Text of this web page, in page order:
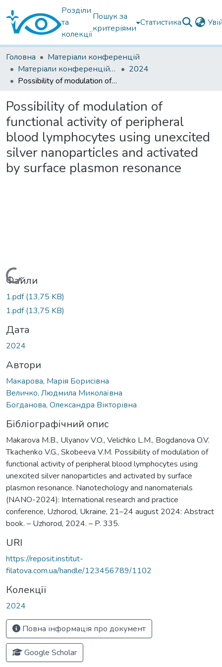
Розділи
та
колекції
Пошук за
критеріями
Статистика
Головна
Матеріали конференцій
Матеріали конференцій інших установ
2024
Possibility of modulation of functional activity of peripheral blood lymphocytes using unexcited silver nanoparticles and activated by surface plasmon resonance
Possibility of modulation of
functional activity of peripheral
blood lymphocytes using unexcited
silver nanoparticles and activated
by surface plasmon resonance
Вантажиться...
Файли
1.pdf(13,75 KB)
1.pdf(13,75 KB)
Дата
2024
Автори
Макарова, Марія Борисівна
Величко, Людмила Миколаївна
Богданова, Олександра Вікторівна
Бібліографічний опис
Makarova M.B., Ulyanov V.O., Velichko L.M., Bogdanova O.V.
Tkachenko V.G., Skobeeva V.M. Possibility of modulation of
functional activity of peripheral blood lymphocytes using
unexcited silver nanoparticles and activated by surface
plasmon resonance. Nanotechology and nanomaterials
(NANO-2024): International research and practice
conference, Uzhorod, Ukraine, 21–24 august 2024: Abstract
book. – Uzhorod, 2024. – P. 335.
URI
https://reposit.institut-
filatova.com.ua/handle/123456789/1102
Колекції
2024
Повна інформація про документ
Google Scholar